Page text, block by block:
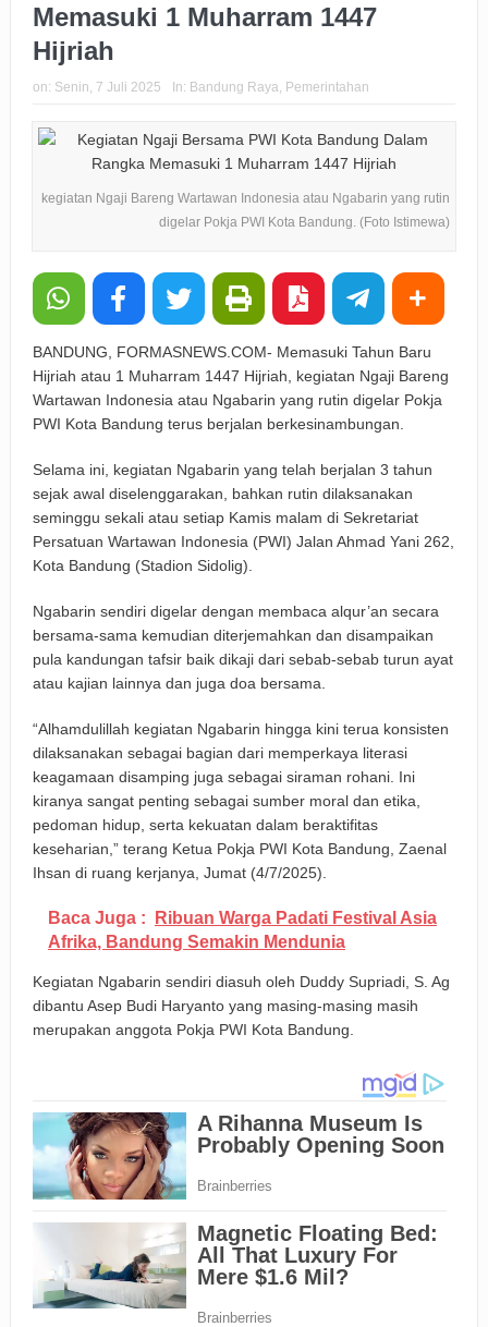
Memasuki 1 Muharram 1447
Hijriah
on: Senin, 7 Juli 2025 In: Bandung Raya, Pemerintahan
kegiatan Ngaji Bareng Wartawan Indonesia atau Ngabarin yang rutin
digelar Pokja PWI Kota Bandung. (Foto Istimewa)
BANDUNG, FORMASNEWS.COM- Memasuki Tahun Baru
Hijriah atau 1 Muharram 1447 Hijriah, kegiatan Ngaji Bareng
Wartawan Indonesia atau Ngabarin yang rutin digelar Pokja
PWI Kota Bandung terus berjalan berkesinambungan.
Selama ini, kegiatan Ngabarin yang telah berjalan 3 tahun
sejak awal diselenggarakan, bahkan rutin dilaksanakan
seminggu sekali atau setiap Kamis malam di Sekretariat
Persatuan Wartawan Indonesia (PWI) Jalan Ahmad Yani 262,
Kota Bandung (Stadion Sidolig).
Ngabarin sendiri digelar dengan membaca alqur’an secara
bersama-sama kemudian diterjemahkan dan disampaikan
pula kandungan tafsir baik dikaji dari sebab-sebab turun ayat
atau kajian lainnya dan juga doa bersama.
“Alhamdulillah kegiatan Ngabarin hingga kini terua konsisten
dilaksanakan sebagai bagian dari memperkaya literasi
keagamaan disamping juga sebagai siraman rohani. Ini
kiranya sangat penting sebagai sumber moral dan etika,
pedoman hidup, serta kekuatan dalam beraktifitas
keseharian,” terang Ketua Pokja PWI Kota Bandung, Zaenal
Ihsan di ruang kerjanya, Jumat (4/7/2025).
Baca Juga :
Ribuan Warga Padati Festival Asia
Afrika, Bandung Semakin Mendunia
Kegiatan Ngabarin sendiri diasuh oleh Duddy Supriadi, S. Ag
dibantu Asep Budi Haryanto yang masing-masing masih
merupakan anggota Pokja PWI Kota Bandung.